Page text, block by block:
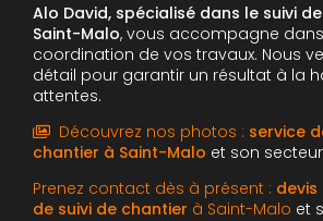
Alo David, spécialisé dans le suivi
Saint-Malo, vous accompagne
coordination de vos travaux. Nous
détail pour garantir un résultat à la
attentes.
Découvrez nos photos : service
chantier à Saint-Malo et son
Prenez contact dès à présent :
de suivi de chantier à Saint-Malo et